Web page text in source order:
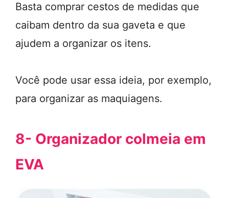
Basta comprar cestos de medidas que
caibam dentro da sua gaveta e que
ajudem a organizar os itens.
Você pode usar essa ideia, por exemplo,
para organizar as maquiagens.
8- Organizador colmeia em
EVA